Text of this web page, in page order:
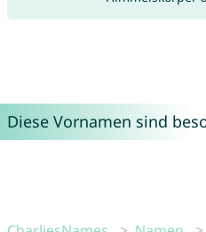
Diese Vornamen sind